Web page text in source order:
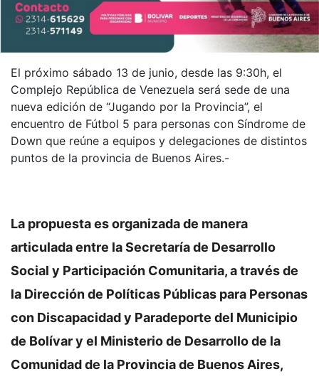
El próximo sábado 13 de junio, desde las 9:30h, el
Complejo República de Venezuela será sede de una
nueva edición de “Jugando por la Provincia”, el
encuentro de Fútbol 5 para personas con Síndrome de
Down que reúne a equipos y delegaciones de distintos
puntos de la provincia de Buenos Aires.-
La propuesta es organizada de manera
articulada entre la Secretaría de Desarrollo
Social y Participación Comunitaria, a través de
la Dirección de Políticas Públicas para Personas
con Discapacidad y Paradeporte del Municipio
de Bolívar y el Ministerio de Desarrollo de la
Comunidad de la Provincia de Buenos Aires,